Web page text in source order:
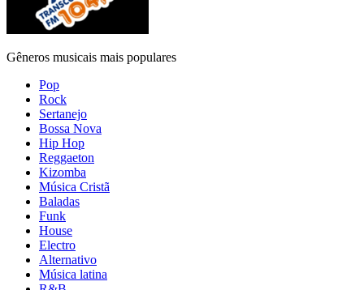
Gêneros musicais mais populares
Pop
Rock
Sertanejo
Bossa Nova
Hip Hop
Reggaeton
Kizomba
Música Cristã
Baladas
Funk
House
Electro
Alternativo
Música latina